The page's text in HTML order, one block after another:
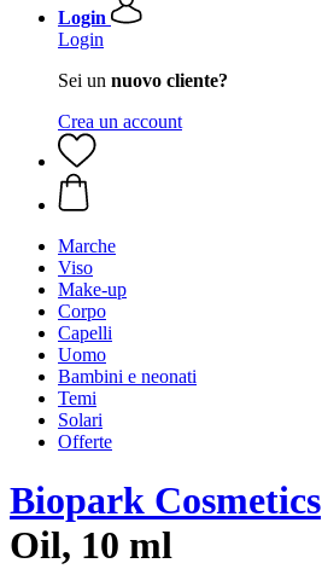
Login
Login
Sei un nuovo cliente?
Crea un account
Marche
Viso
Make-up
Corpo
Capelli
Uomo
Bambini e neonati
Temi
Solari
Offerte
Biopark Cosmetics
Oil, 10 ml